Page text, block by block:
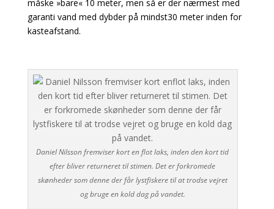
måske »bare« 10 meter, men så er der nærmest med
garanti vand med dybder på mindst30 meter inden for
kasteafstand.
Daniel Nilsson fremviser kort en flot laks, inden den kort tid
efter bliver returneret til stimen. Det er forkromede
skønheder som denne der får lystfiskere til at trodse vejret
og bruge en kold dag på vandet.